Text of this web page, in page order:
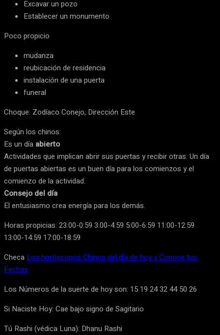
Excavar un pozo
Establecer un monumento
Poco propicio
mudanza
reubicación de residencia
instalación de una puerta
funeral
Choque: Zodíaco Conejo, Dirección Este
Según los chinos:
Es un día abierto
Actividades que implican abrir sus puertas y recibir otras. Un día
de puertas abiertas es un buen día para los comienzos y el
comienzo de la actividad.
Consejo del día
El entusiasmo crea energía para los demás.
Horas propicias: 23:00-0:59 3:00-4:59 5:00-6:59 11:00-12:59
13:00-14:59 17:00-18:59
Checa Los horóscopos Chinos del día de hoy y Conoce tus
Fechas
Los Números de la suerte de hoy son: 15 19 24 32 44 50 26
Si Naciste Hoy: Cae bajo signo de Sagitario
Tú Rashi (védica Luna): Dhanu Rashi